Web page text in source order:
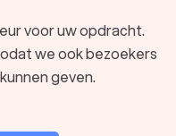
voor uw opdracht.
we ook bezoekers
geven.